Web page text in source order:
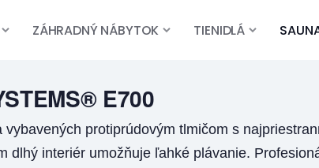
ZÁHRADNÝ NÁBYTOK TIENIDLÁ
E700
protiprúdovým tlmičom s
dlhý interiér umožňuje ľahké plávanie.